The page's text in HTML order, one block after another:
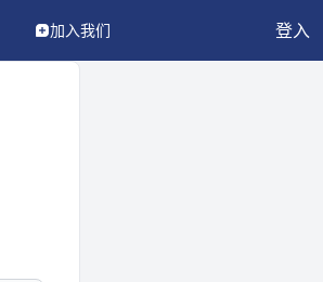
加入我们 登入